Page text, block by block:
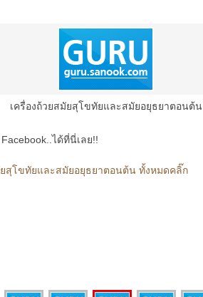
เครื่องถ้วยสมัยสุโขทัยและสมัยอยุธยาตอนต้น
ได้ที่นี่เลย!!
ยสุโขทัยและสมัยอยุธยาตอนต้น ทั้งหมดคลิ๊ก